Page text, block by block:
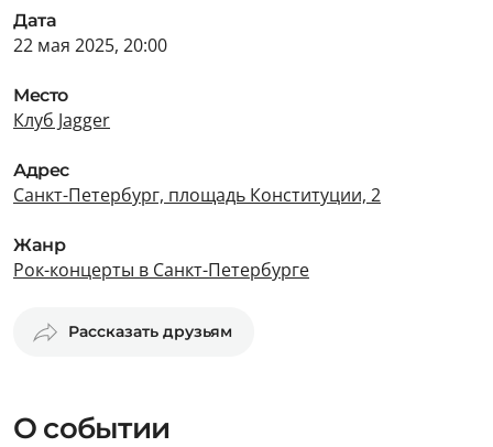
Дата
22 мая 2025, 20:00
Место
Клуб Jagger
Адрес
Санкт-Петербург, площадь Конституции, 2
Жанр
Рок-концерты в Санкт-Петербурге
Рассказать друзьям
О событии